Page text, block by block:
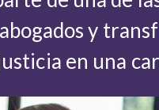
y
en una